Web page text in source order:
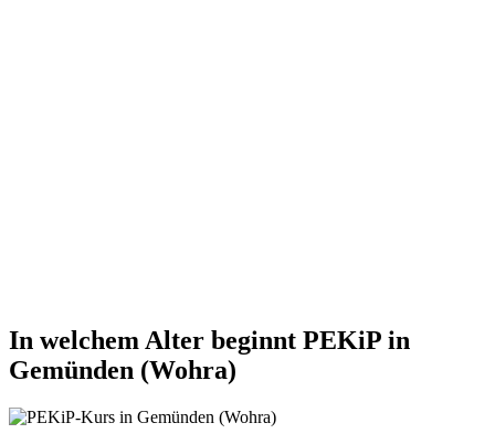
In welchem Alter beginnt PEKiP in
Gemünden (Wohra)